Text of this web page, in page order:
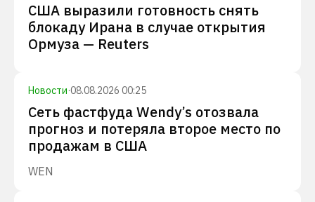
США выразили готовность снять
блокаду Ирана в случае открытия
Ормуза — Reuters
Новости·08.08.2026 00:25
Сеть фастфуда Wendy’s отозвала
прогноз и потеряла второе место по
продажам в США
WEN